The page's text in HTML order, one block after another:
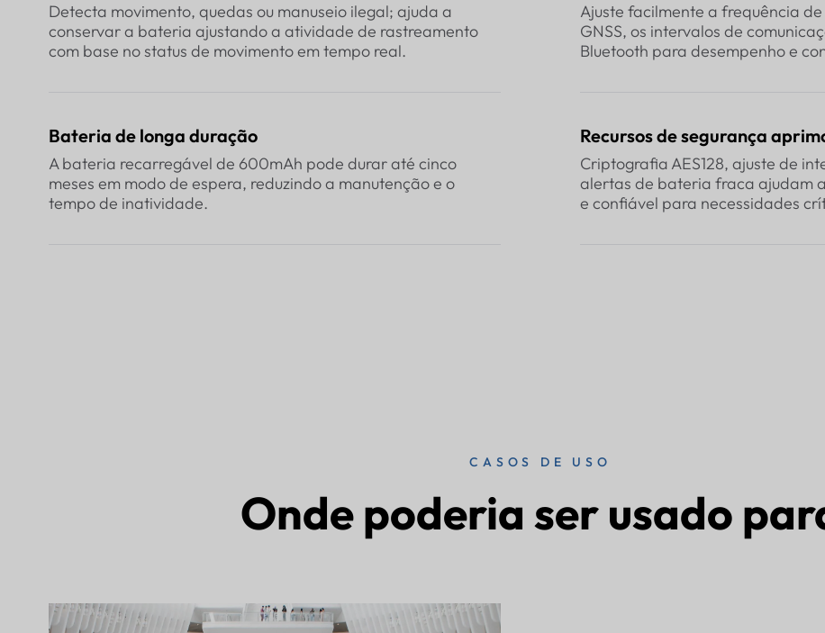
Detecta movimento, quedas ou manuseio ilegal; ajuda a
conservar a bateria ajustando a atividade de rastreamento
com base no status de movimento em tempo real.
Bateria de longa duração
A bateria recarregável de 600mAh pode durar até cinco
meses em modo de espera, reduzindo a manutenção e o
tempo de inatividade.
Ajuste facilmente a frequência
GNSS, os intervalos de
Bluetooth para desempenho e
Recursos de segurança
Criptografia AES128, ajuste de
alertas de bateria fraca ajudam
e confiável para necessidades
CASOS DE USO
Onde poderia ser usado